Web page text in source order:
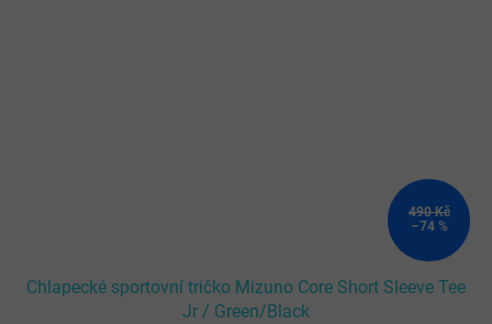
490 Kč
–74 %
Chlapecké sportovní tričko Mizuno Core Short Sleeve Tee
Jr / Green/Black